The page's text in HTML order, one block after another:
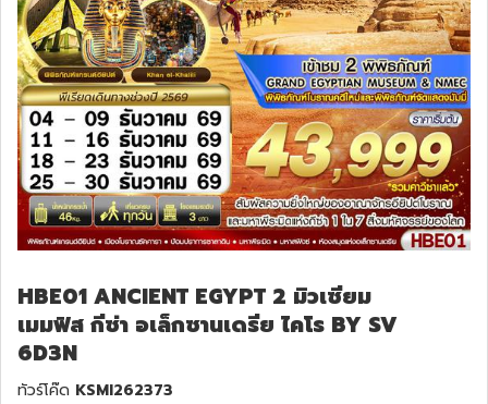
HBE01 ANCIENT EGYPT 2 มิวเซียม
เมมฟิส กีซ่า อเล็กซานเดรีย ไคโร BY SV
6D3N
ทัวร์โค๊ด KSMI262373